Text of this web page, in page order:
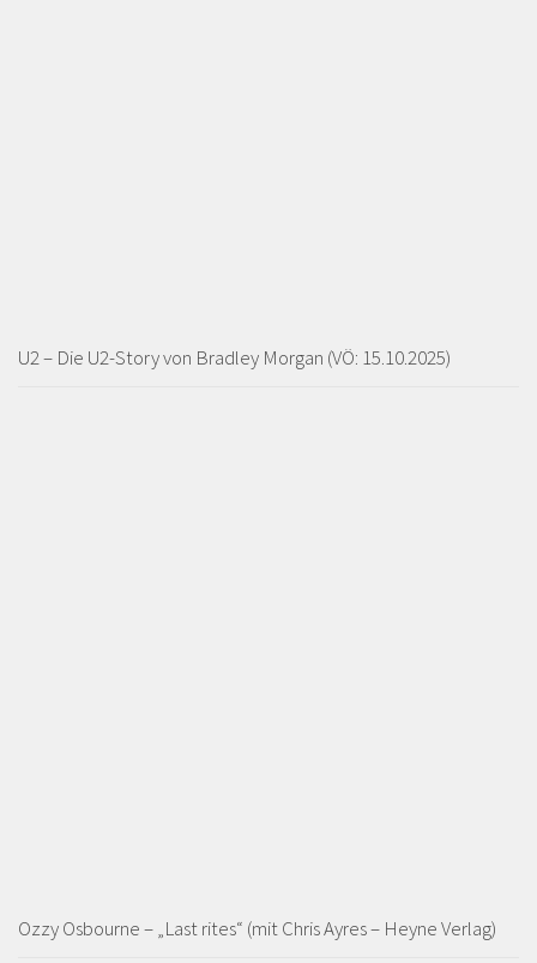
U2 – Die U2-Story von Bradley Morgan (VÖ: 15.10.2025)
Ozzy Osbourne – „Last rites“ (mit Chris Ayres – Heyne Verlag)